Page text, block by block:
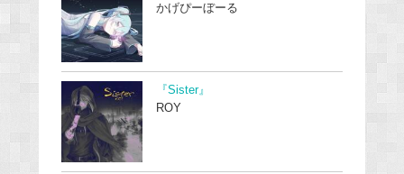
かげぴーぼーる
『Sister』
ROY